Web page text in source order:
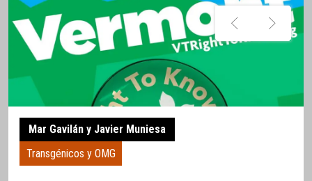
Mar Gavilán y Javier Muniesa
Transgénicos y OMG